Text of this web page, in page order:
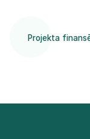
Projekta